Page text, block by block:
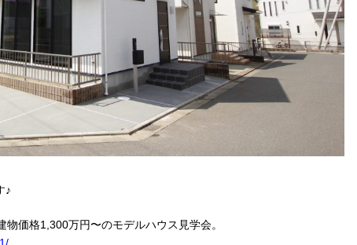
♪
価格1,300万円〜のモデルハウス見学会。